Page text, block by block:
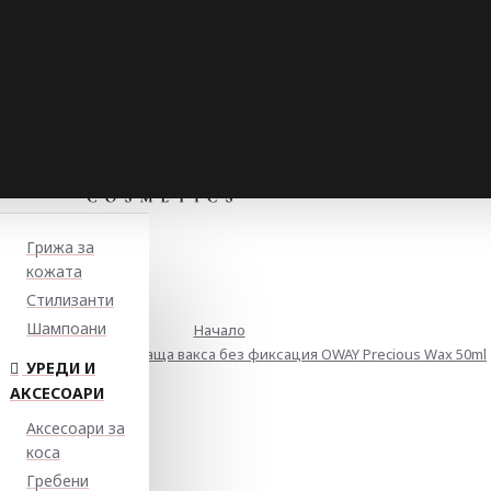
Грижа за
кожата
Стилизанти
Шампоани
УРЕДИ И
АКСЕСОАРИ
Аксесоари за
коса
Гребени
Начало
и дефинираща вакса без фиксация OWAY Precious Wax 50ml